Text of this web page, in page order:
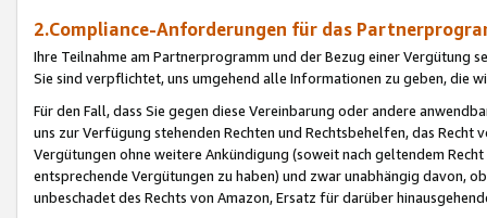
2.Compliance-Anforderungen für das
Ihre Teilnahme am Partnerprogramm und der Bezug einer Vergütung
Sie sind verpflichtet, uns umgehend alle Informationen zu geben, die
Für den Fall, dass Sie gegen diese Vereinbarung oder andere
uns zur Verfügung stehenden Rechten und Rechtsbehelfen, das
Vergütungen ohne weitere Ankündigung (soweit nach geltendem
entsprechende Vergütungen zu haben) und zwar unabhängig davon,
unbeschadet des Rechts von Amazon, Ersatz für darüber